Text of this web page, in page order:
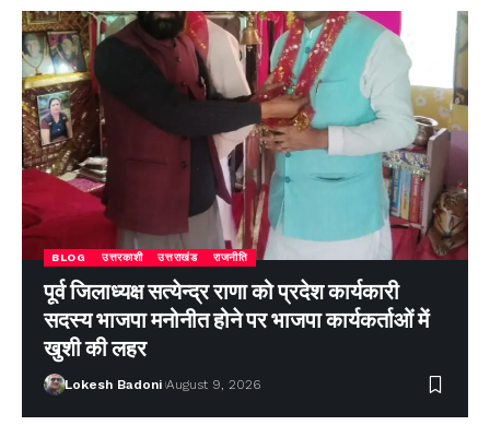
BLOG उत्तरकाशी उत्तराखंड राजनीति
पूर्व जिलाध्यक्ष सत्येन्द्र राणा को प्रदेश कार्यकारी
सदस्य भाजपा मनोनीत होने पर भाजपा कार्यकर्ताओं में
खुशी की लहर
Lokesh Badoni August 9, 2026